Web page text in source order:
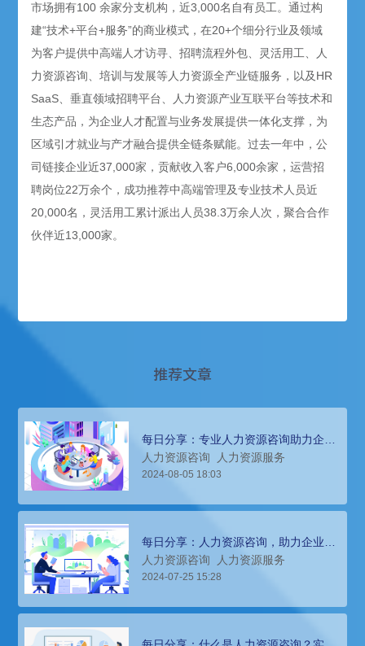
市场拥有100 余家分支机构，近3,000名自有员工。通过构
建“技术+平台+服务”的商业模式，在20+个细分行业及领域
为客户提供中高端人才访寻、招聘流程外包、灵活用工、人
力资源咨询、培训与发展等人力资源全产业链服务，以及HR
SaaS、垂直领域招聘平台、人力资源产业互联平台等技术和
生态产品，为企业人才配置与业务发展提供一体化支撑，为
区域引才就业与产才融合提供全链条赋能。过去一年中，公
司链接企业近37,000家，贡献收入客户6,000余家，运营招
聘岗位22万余个，成功推荐中高端管理及专业技术人员近
20,000名，灵活用工累计派出人员38.3万余人次，聚合合作
伙伴近13,000家。
推荐文章
每日分享：专业人力资源咨询助力企业
高效发展
人力资源咨询 人力资源服务
2024-08-05 18:03
每日分享：人力资源咨询，助力企业实
现战略目标与人才匹配
人力资源咨询 人力资源服务
2024-07-25 15:28